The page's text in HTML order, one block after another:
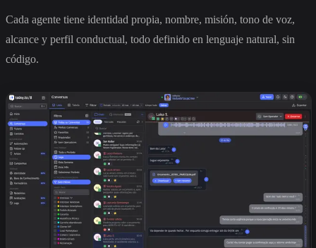
Cada agente tiene identidad propia, nombre, misión, tono de voz,
alcance y perfil conductual, todo definido en lenguaje natural, sin
código.